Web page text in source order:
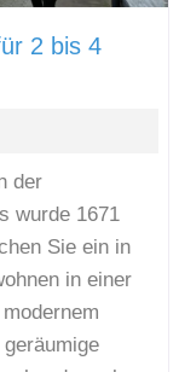
2 bis 4
der
wurde 1671
Sie ein in
in einer